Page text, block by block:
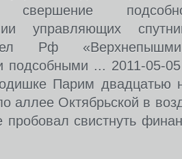
свершение
управляющих
Рф
подсобными ... 2011-05-
Парим двадцатью
аллее Октябрьской в
пробовал свистнуть